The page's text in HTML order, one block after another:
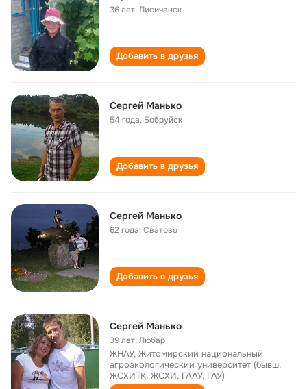
36 лет,Лисичанск
Добавить в друзья
Сергей Манько
54 года, Бобруйск
Добавить в друзья
Сергей Манько
62 года,Сватово
Добавить в друзья
Сергей Манько
39 лет,Любар
ЖНАУ, Житомирский национальный
агроэкологический университет (бывш.
ЖСХИТК, ЖСХИ, ГААУ, ГАУ)